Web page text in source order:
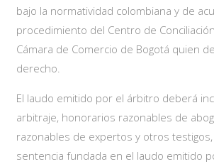
bajo la normatividad colombiana y de
procedimiento del Centro de
Cámara de Comercio de Bogotá quien
derecho.
El laudo emitido por el árbitro deberá
arbitraje, honorarios razonables de
razonables de expertos y otros
sentencia fundada en el laudo emitido